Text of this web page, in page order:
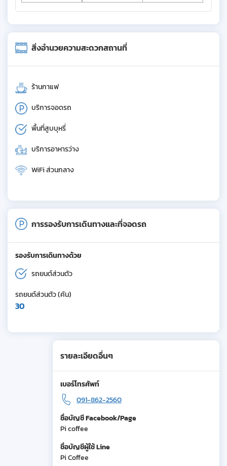
สิ่งอำนวยความสะดวกสถานที่
ร้านกาแฟ
บริการจอดรถ
พื้นที่สูบบุหรี่
บริการอาหารว่าง
WiFi ส่วนกลาง
การรองรับการเดินทางและที่จอดรถ
รองรับการเดินทางด้วย
รถยนต์ส่วนตัว
รถยนต์ส่วนตัว (คัน)
30
รายละเอียดอื่นๆ
เบอร์โทรศัพท์
091-862-2560
ชื่อบัญชี Facebook/Page
Pi coffee
ชื่อบัญชีผู้ใช้ Line
Pi Coffee